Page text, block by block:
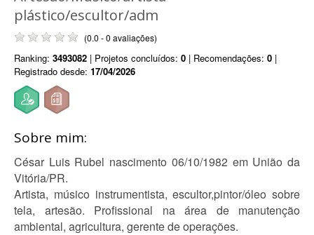
plástico/escultor/adm
(0.0 - 0 avaliações)
Ranking: 3493082 | Projetos concluídos: 0 | Recomendações: 0 |
Registrado desde: 17/04/2026
Sobre mim:
César Luis Rubel nascimento 06/10/1982 em União da
Vitória/PR.
Artista, músico instrumentista, escultor,pintor/óleo sobre
tela, artesão. Profissional na área de manutenção
ambiental, agricultura, gerente de operações.